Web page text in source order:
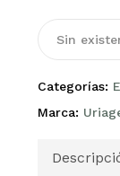
Sin
Categorías:
Marca: